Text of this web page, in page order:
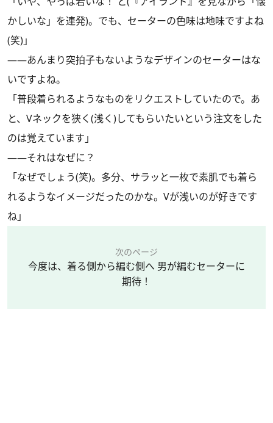
かしいな」を連発)。でも、セーターの色味は地味ですよね
(笑)」
――あんまり突拍子もないようなデザインのセーターはな
いですよね。
「普段着られるようなものをリクエストしていたので。あ
と、Vネックを狭く(浅く)してもらいたいという注文をした
のは覚えています」
――それはなぜに？
「なぜでしょう(笑)。多分、サラッと一枚で素肌でも着ら
れるようなイメージだったのかな。Vが浅いのが好きです
ね」
次のページ
今度は、着る側から編む側へ 男が編むセーターに
期待！